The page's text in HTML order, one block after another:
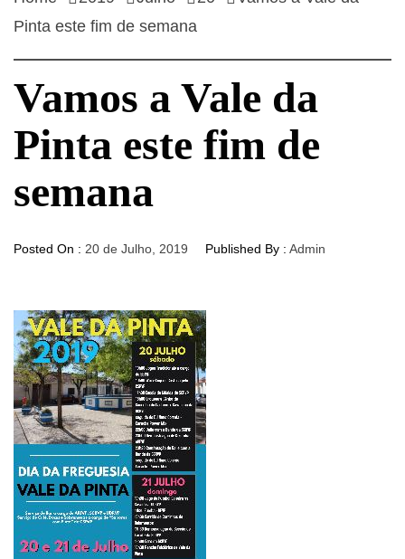
Pinta este fim de semana
Vamos a Vale da
Pinta este fim de
semana
Posted On : 20 de Julho, 2019 Published By : Admin